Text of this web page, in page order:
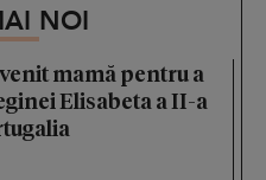
NOI
mamă pentru a
Elisabeta a II-a